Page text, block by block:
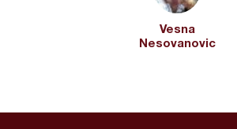
Vesna
Nesovanovic